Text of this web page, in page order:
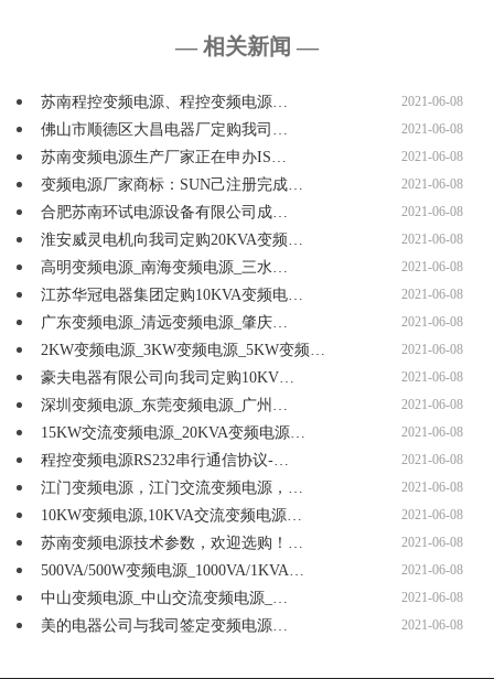
— 相关新闻 —
苏南程控变频电源、程控变频电源… 2021-06-08
佛山市顺德区大昌电器厂定购我司… 2021-06-08
苏南变频电源生产厂家正在申办IS… 2021-06-08
变频电源厂家商标：SUN己注册完成… 2021-06-08
合肥苏南环试电源设备有限公司成… 2021-06-08
淮安威灵电机向我司定购20KVA变频… 2021-06-08
高明变频电源_南海变频电源_三水… 2021-06-08
江苏华冠电器集团定购10KVA变频电… 2021-06-08
广东变频电源_清远变频电源_肇庆… 2021-06-08
2KW变频电源_3KW变频电源_5KW变频… 2021-06-08
豪夫电器有限公司向我司定购10KV… 2021-06-08
深圳变频电源_东莞变频电源_广州… 2021-06-08
15KW交流变频电源_20KVA变频电源… 2021-06-08
程控变频电源RS232串行通信协议-… 2021-06-08
江门变频电源，江门交流变频电源，… 2021-06-08
10KW变频电源,10KVA交流变频电源… 2021-06-08
苏南变频电源技术参数，欢迎选购！… 2021-06-08
500VA/500W变频电源_1000VA/1KVA… 2021-06-08
中山变频电源_中山交流变频电源_… 2021-06-08
美的电器公司与我司签定变频电源… 2021-06-08